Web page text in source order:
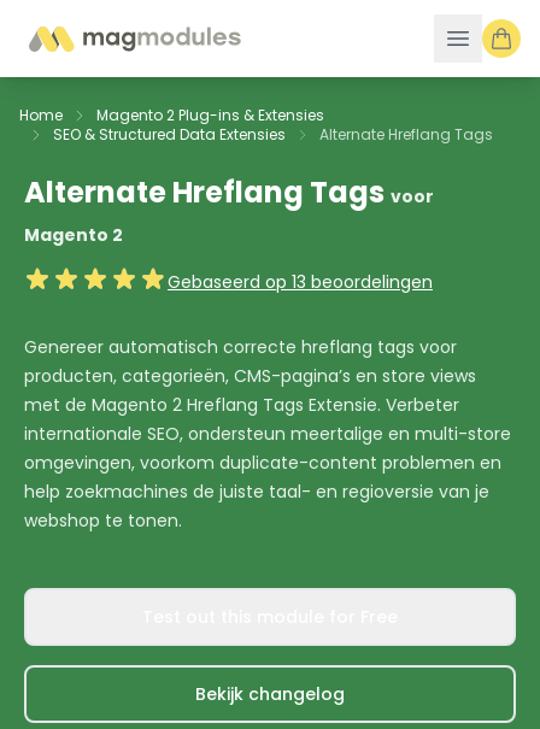
Home
Magento 2 Plug-ins & Extensies
SEO & Structured Data Extensies
Alternate Hreflang Tags
Alternate Hreflang Tags voor
Magento 2
Gebaseerd op 13 beoordelingen
Genereer automatisch correcte hreflang tags voor
producten, categorieën, CMS-pagina’s en store views
met de Magento 2 Hreflang Tags Extensie. Verbeter
internationale SEO, ondersteun meertalige en multi-store
omgevingen, voorkom duplicate-content problemen en
help zoekmachines de juiste taal- en regioversie van je
webshop te tonen.
Bekijk changelog